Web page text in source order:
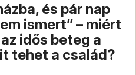
és pár nap
ismert” – miért
idős beteg a
tehet a család?